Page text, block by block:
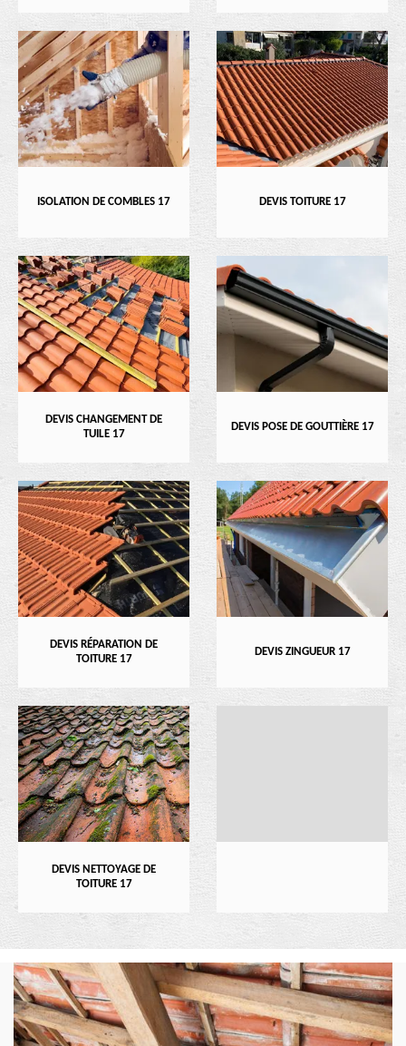
ISOLATION DE COMBLES 17 DEVIS TOITURE 17
DEVIS CHANGEMENT DE
TUILE 17
DEVIS POSE DE GOUTTIÈRE 17
DEVIS RÉPARATION DE
TOITURE 17
DEVIS ZINGUEUR 17
DEVIS NETTOYAGE DE
TOITURE 17